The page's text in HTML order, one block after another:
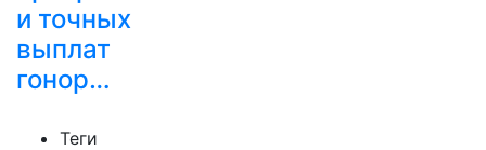
и точных
выплат
гонор…
Теги